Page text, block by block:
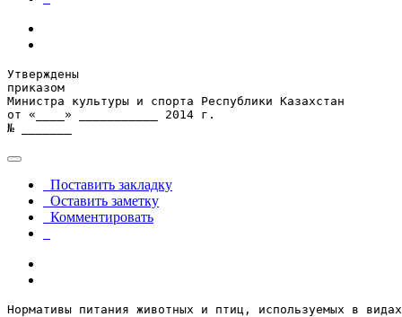
Утверждены
приказом
Министра культуры и спорта Республики Казахстан
от «____» ___________ 2014 г.
№ _______
Поставить закладку
Оставить заметку
Комментировать
Нормативы питания животных и птиц, используемых в